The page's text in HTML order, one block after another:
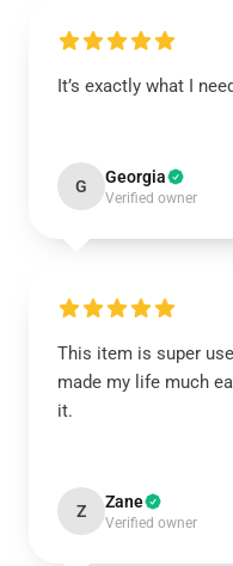
It’s exactly what I
G Georgia
Verified owner
This item is super
made my life much
it.
Z Zane
Verified owner